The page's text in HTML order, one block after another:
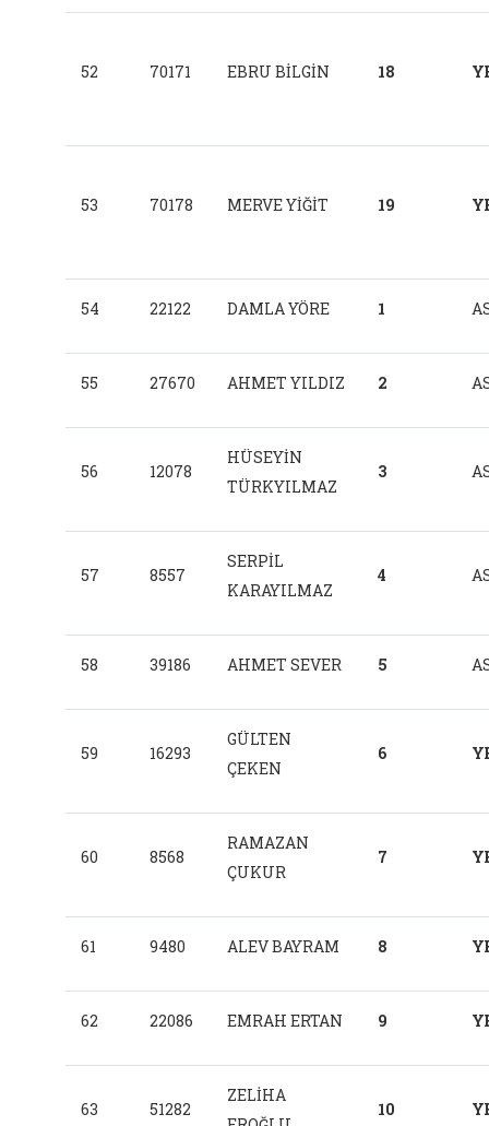
52 70171 EBRU BİLGİN 18
53 70178 MERVE YİĞİT 19
54 22122 DAMLA YÖRE 1
55 27670 AHMET YILDIZ 2
56 12078
HÜSEYİN
TÜRKYILMAZ
3
57 8557
SERPİL
KARAYILMAZ
4
58 39186 AHMET SEVER 5
59 16293
GÜLTEN
ÇEKEN
6
60 8568
RAMAZAN
ÇUKUR
7
61 9480 ALEV BAYRAM 8
62 22086 EMRAH ERTAN 9
63 51282
ZELİHA
10